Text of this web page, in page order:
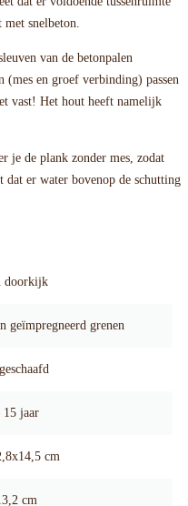
met snelbeton.
van de betonpalen
en groef verbinding) passen
vast! Het hout heeft namelijk
je de plank zonder mes, zodat
er water bovenop de schutting
doorkijk
geïmpregneerd grenen
15 jaar
cm
cm